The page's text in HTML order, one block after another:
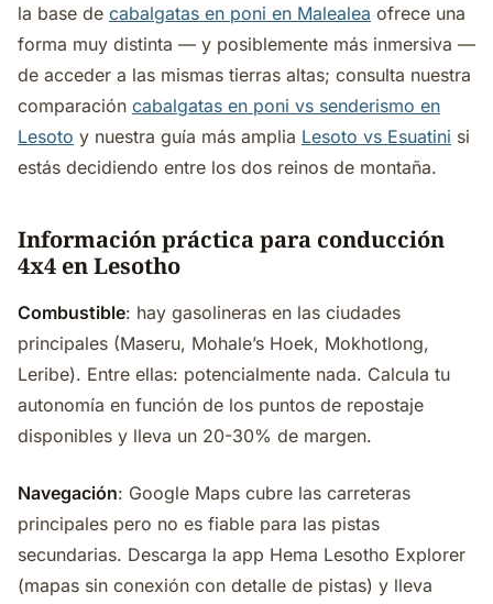
la base de cabalgatas en poni en Malealea ofrece una
forma muy distinta — y posiblemente más inmersiva —
de acceder a las mismas tierras altas; consulta nuestra
comparación cabalgatas en poni vs senderismo en
Lesoto y nuestra guía más amplia Lesoto vs Esuatini si
estás decidiendo entre los dos reinos de montaña.
Información práctica para conducción
4x4 en Lesotho
Combustible: hay gasolineras en las ciudades
principales (Maseru, Mohale’s Hoek, Mokhotlong,
Leribe). Entre ellas: potencialmente nada. Calcula tu
autonomía en función de los puntos de repostaje
disponibles y lleva un 20-30% de margen.
Navegación: Google Maps cubre las carreteras
principales pero no es fiable para las pistas
secundarias. Descarga la app Hema Lesotho Explorer
(mapas sin conexión con detalle de pistas) y lleva